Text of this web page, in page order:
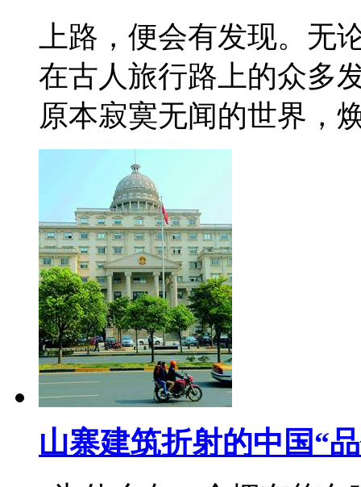
上路，便会有发现。无
在古人旅行路上的众多
原本寂寞无闻的世界
山寨建筑折射的中国“